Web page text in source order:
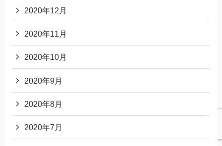
2020年12月
2020年11月
2020年10月
2020年9月
2020年8月
2020年7月